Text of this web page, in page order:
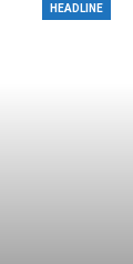
HEADLINE